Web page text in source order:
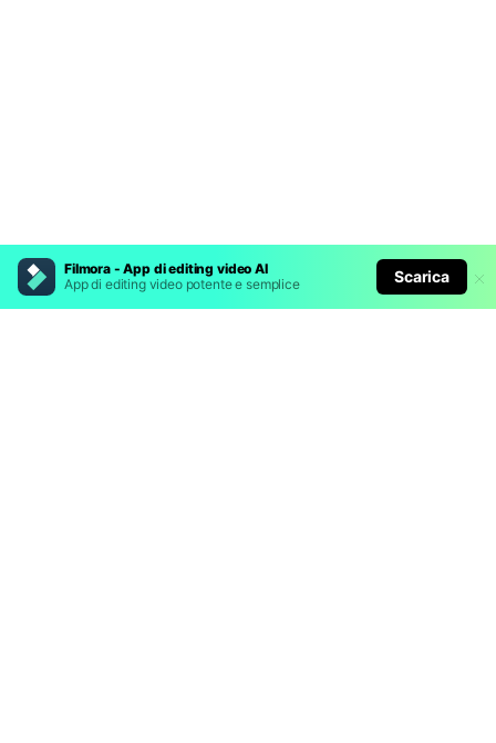
Filmora - App di editing video AI
App di editing video potente e semplice
Scarica